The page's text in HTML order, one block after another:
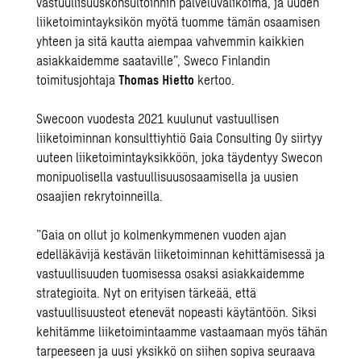
liiketoimintayksikön myötä tuomme tämän osaamisen
yhteen ja sitä kautta aiempaa vahvemmin kaikkien
asiakkaidemme saataville”, Sweco Finlandin
toimitusjohtajaThomas Hietto kertoo.
Swecoon vuodesta 2021 kuulunut vastuullisen
liiketoiminnan konsulttiyhtiö Gaia Consulting Oy siirtyy
uuteen liiketoimintayksikköön, joka täydentyy Swecon
monipuolisella vastuullisuusosaamisella ja uusien
osaajien rekrytoinneilla.
”Gaia on ollut jo kolmenkymmenen vuoden ajan
edelläkävijä kestävän liiketoiminnan kehittämisessä ja
vastuullisuuden tuomisessa osaksi asiakkaidemme
strategioita. Nyt on erityisen tärkeää, että
vastuullisuusteot etenevät nopeasti käytäntöön. Siksi
kehitämme liiketoimintaamme vastaamaan myös tähän
tarpeeseen ja uusi yksikkö on siihen sopiva seuraava